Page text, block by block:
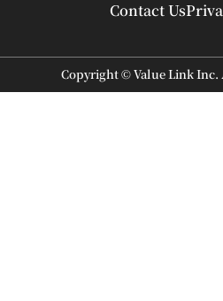
Contact Us
Copyright © Value Link Inc.